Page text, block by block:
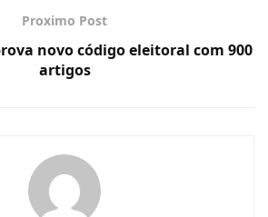
Proximo Post
novo código eleitoral com 900
artigos